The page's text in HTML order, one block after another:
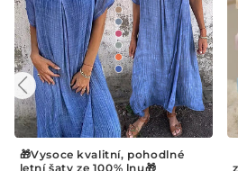
【🔥Kupte 1 a získejte 1
zdarma】👙🎀.Sexy